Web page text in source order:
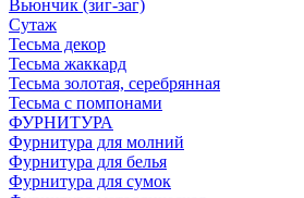
Вьюнчик (зиг-заг)
Сутаж
Тесьма декор
Тесьма жаккард
Тесьма золотая, серебрянная
Тесьма с помпонами
ФУРНИТУРА
Фурнитура для молний
Фурнитура для белья
Фурнитура для сумок